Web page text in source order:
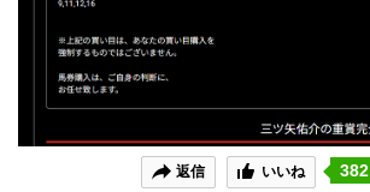
返信 いいね 382